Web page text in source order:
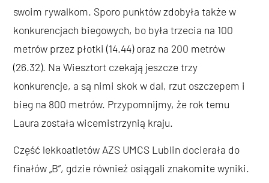
swoim rywalkom. Sporo punktów zdobyła także w
konkurencjach biegowych, bo była trzecia na 100
metrów przez płotki (14.44) oraz na 200 metrów
(26.32). Na Wiesztort czekają jeszcze trzy
konkurencje, a są nimi skok w dal, rzut oszczepem i
bieg na 800 metrów. Przypomnijmy, że rok temu
Laura została wicemistrzynią kraju.
Część lekkoatletów AZS UMCS Lublin docierała do
finałów „B”, gdzie również osiągali znakomite wyniki.